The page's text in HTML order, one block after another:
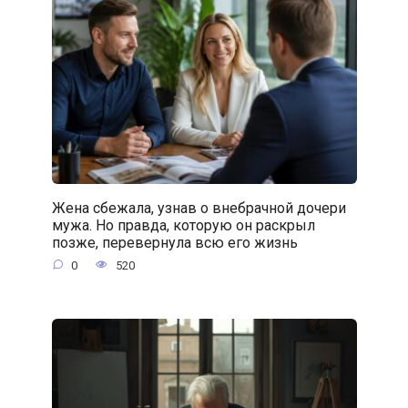
Жена сбежала, узнав о внебрачной дочери
мужа. Но правда, которую он раскрыл
позже, перевернула всю его жизнь
0 520